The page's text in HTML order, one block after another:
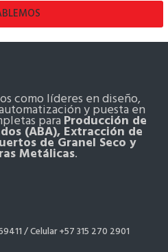
como líderes en diseño,
y puesta en
para Producción de
(ABA), Extracción de
de Granel Seco y
Metálicas.
/Celular +57 315 270 2901